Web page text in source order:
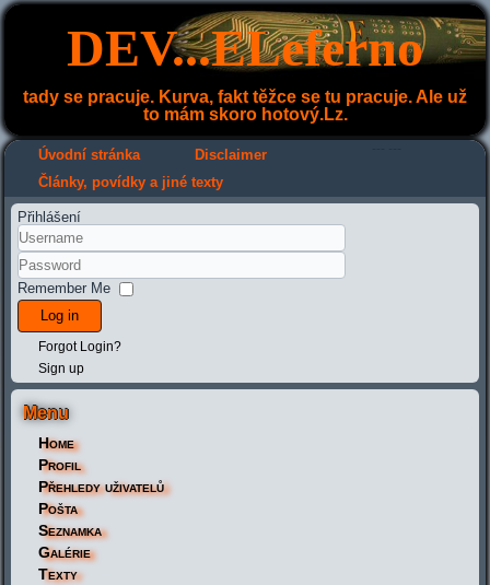
DEV...ELeferno
tady se pracuje. Kurva, fakt těžce se tu pracuje. Ale už
to mám skoro hotový.Lz.
Úvodní stránka Disclaimer
Články, povídky a jiné texty
Přihlášení
Remember Me
Log in
Forgot Login?
Sign up
Menu
Home
Profil
Přehledy uživatelů
Pošta
Seznamka
Galérie
Texty